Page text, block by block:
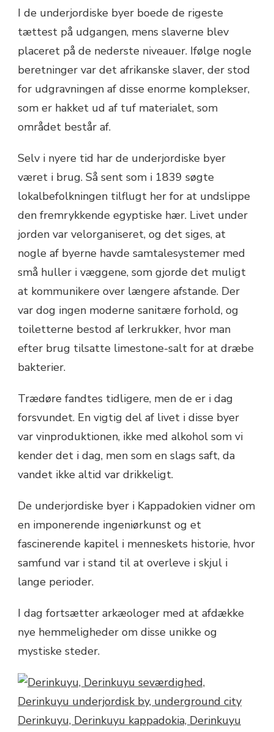
I de underjordiske byer boede de rigeste
tættest på udgangen, mens slaverne blev
placeret på de nederste niveauer. Ifølge nogle
beretninger var det afrikanske slaver, der stod
for udgravningen af disse enorme komplekser,
som er hakket ud af tuf materialet, som
området består af.
Selv i nyere tid har de underjordiske byer
været i brug. Så sent som i 1839 søgte
lokalbefolkningen tilflugt her for at undslippe
den fremrykkende egyptiske hær. Livet under
jorden var velorganiseret, og det siges, at
nogle af byerne havde samtalesystemer med
små huller i væggene, som gjorde det muligt
at kommunikere over længere afstande. Der
var dog ingen moderne sanitære forhold, og
toiletterne bestod af lerkrukker, hvor man
efter brug tilsatte limestone-salt for at dræbe
bakterier.
Trædøre fandtes tidligere, men de er i dag
forsvundet. En vigtig del af livet i disse byer
var vinproduktionen, ikke med alkohol som vi
kender det i dag, men som en slags saft, da
vandet ikke altid var drikkeligt.
De underjordiske byer i Kappadokien vidner om
en imponerende ingeniørkunst og et
fascinerende kapitel i menneskets historie, hvor
samfund var i stand til at overleve i skjul i
lange perioder.
I dag fortsætter arkæologer med at afdække
nye hemmeligheder om disse unikke og
mystiske steder.